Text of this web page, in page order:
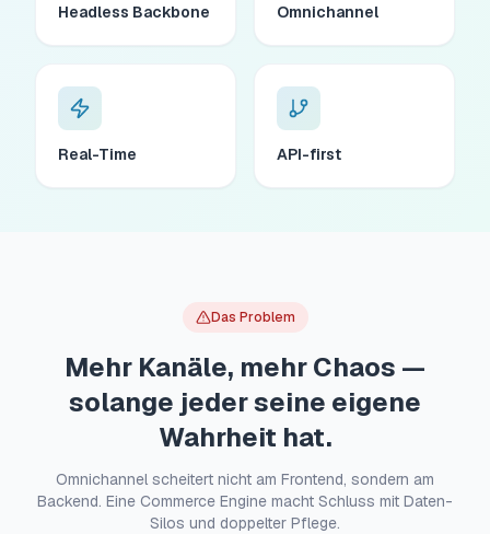
Headless Backbone Omnichannel
Real-Time API-first
Das Problem
Mehr Kanäle, mehr Chaos —
solange jeder seine eigene
Wahrheit hat.
Omnichannel scheitert nicht am Frontend, sondern am
Backend. Eine Commerce Engine macht Schluss mit Daten-
Silos und doppelter Pflege.